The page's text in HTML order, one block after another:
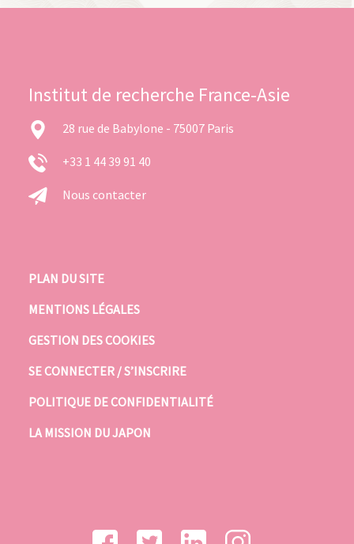
Institut de recherche France-Asie
28 rue de Babylone - 75007 Paris
+33 1 44 39 91 40
Nous contacter
PLAN DU SITE
MENTIONS LÉGALES
GESTION DES COOKIES
SE CONNECTER / S’INSCRIRE
POLITIQUE DE CONFIDENTIALITÉ
LA MISSION DU JAPON